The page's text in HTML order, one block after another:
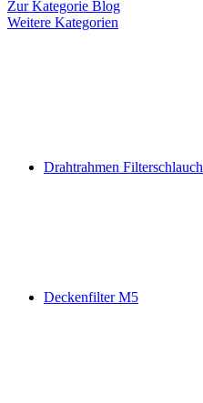
Zur Kategorie Blog
Weitere Kategorien
Drahtrahmen Filterschlauch
Deckenfilter M5